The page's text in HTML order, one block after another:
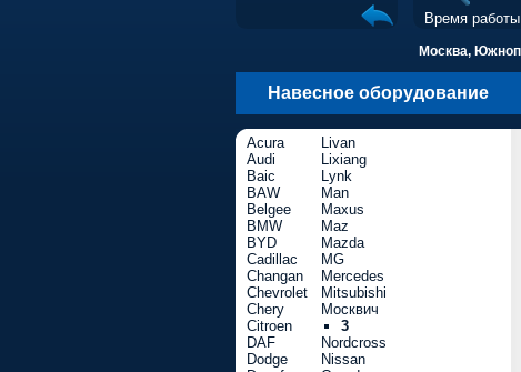
Время
Москва,
Навесное оборудование
Acura
Audi
Baic
BAW
Belgee
BMW
BYD
Cadillac
Changan
Chevrolet
Chery
Citroen
DAF
Dodge
Livan
Lixiang
Lynk
Man
Maxus
Maz
Mazda
MG
Mercedes
Mitsubishi
Москвич
3
Nordcross
Nissan